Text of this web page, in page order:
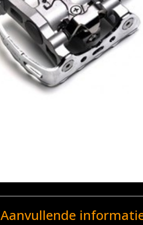
Aanvullende